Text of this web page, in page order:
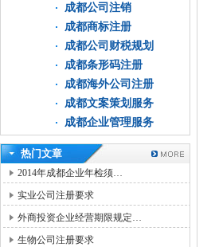
成都公司注销
成都商标注册
成都公司财税规划
成都条形码注册
成都海外公司注册
成都文案策划服务
成都企业管理服务
热门文章
2014年成都企业年检须…
实业公司注册要求
外商投资企业经营期限规定…
生物公司注册要求